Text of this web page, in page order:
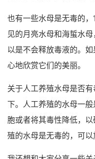
也有一些水母是无毒的
见的月亮水母和海蜇水
以是不会释放毒液的。
心地欣赏它们的美丽。
关于人工养殖水母是否
下。人工养殖的水母一
胞或者将其毒性降低，
殖的水母是无毒的，可以